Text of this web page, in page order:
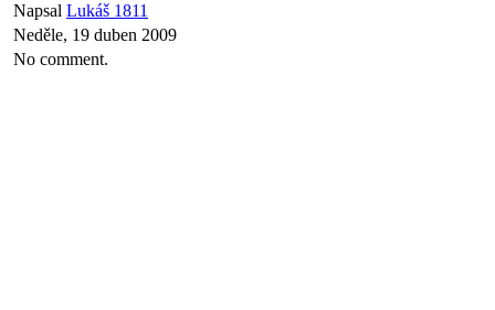
Napsal Lukáš 1811
Neděle, 19 duben 2009
No comment.